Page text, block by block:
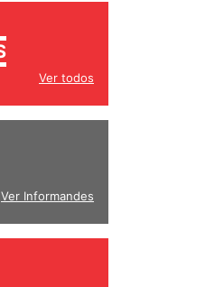
Ver todos
Ver Informandes